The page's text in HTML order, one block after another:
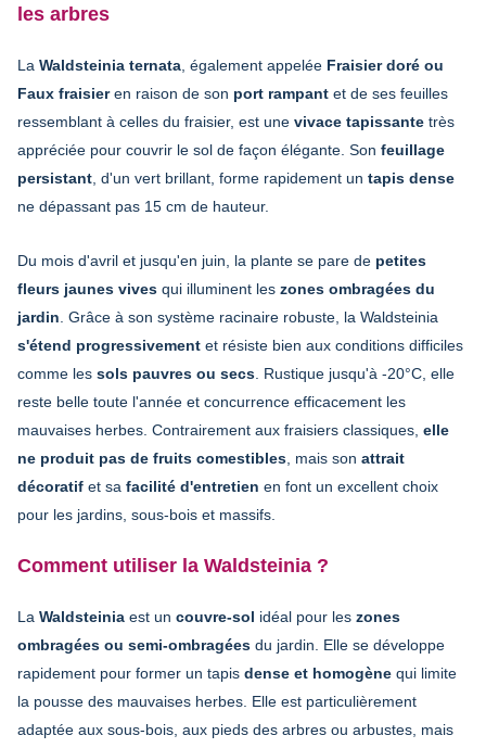
les arbres
La Waldsteinia ternata , également appelée Fraisier doré ou
Faux fraisieren raison de son port rampant et de ses feuilles
ressemblant à celles du fraisier, est une vivace tapissante très
appréciée pour couvrir le sol de façon élégante. Son feuillage
persistant , d'un vert brillant, forme rapidement un tapis dense
ne dépassant pas 15 cm de hauteur.
Du mois d'avril et jusqu'en juin, la plante se pare de petites
fleurs jaunes vives qui illuminent les zones ombragées du
jardin . Grâce à son système racinaire robuste, la Waldsteinia
s'étend progressivement et résiste bien aux conditions difficiles
comme les sols pauvres ou secs . Rustique jusqu'à -20°C, elle
reste belle toute l'année et concurrence efficacement les
mauvaises herbes. Contrairement aux fraisiers classiques, elle
ne produit pas de fruits comestibles , mais son attrait
décoratif et sa facilité d'entretien en font un excellent choix
pour les jardins, sous-bois et massifs.
Comment utiliser la Waldsteinia ?
La Waldsteinia est un couvre-sol idéal pour les zones
ombragées ou semi-ombragées du jardin. Elle se développe
rapidement pour former un tapis dense et homogène qui limite
la pousse des mauvaises herbes. Elle est particulièrement
adaptée aux sous-bois, aux pieds des arbres ou arbustes, mais